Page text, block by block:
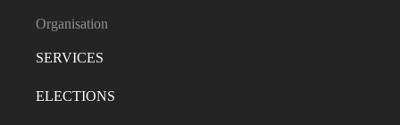
Organisation
SERVICES
ELECTIONS